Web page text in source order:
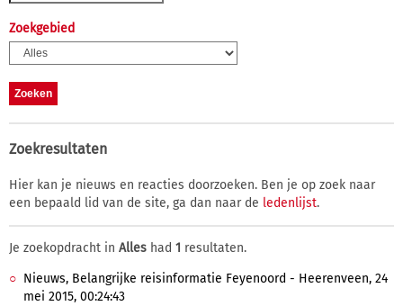
Zoekgebied
Zoekresultaten
Hier kan je nieuws en reacties doorzoeken. Ben je op zoek naar
een bepaald lid van de site, ga dan naar de ledenlijst.
Je zoekopdracht in Alles had 1 resultaten.
Nieuws, Belangrijke reisinformatie Feyenoord - Heerenveen, 24
mei 2015, 00:24:43